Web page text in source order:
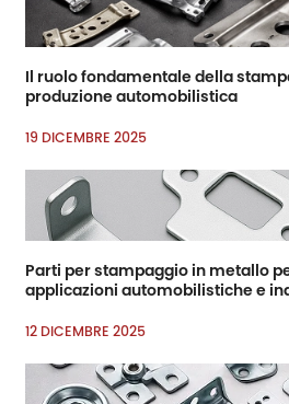
Il ruolo fondamentale della
produzione automobilistica
19 DICEMBRE 2025
Parti per stampaggio in metallo
applicazioni automobilistiche e
12 DICEMBRE 2025